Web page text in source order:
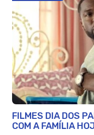
FILMES DIA DOS
COM A FAMÍLIA